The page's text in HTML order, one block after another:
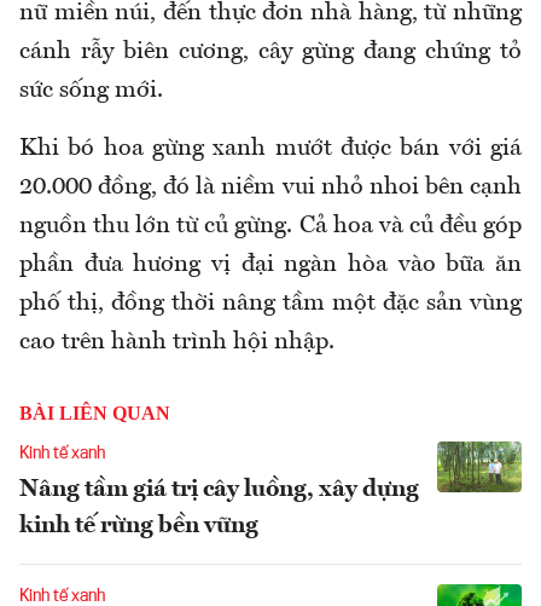
nữ miền núi, đến thực đơn nhà hàng, từ những
cánh rẫy biên cương, cây gừng đang chứng tỏ
sức sống mới.
Khi bó hoa gừng xanh mướt được bán với giá
20.000 đồng, đó là niềm vui nhỏ nhoi bên cạnh
nguồn thu lớn từ củ gừng. Cả hoa và củ đều góp
phần đưa hương vị đại ngàn hòa vào bữa ăn
phố thị, đồng thời nâng tầm một đặc sản vùng
cao trên hành trình hội nhập.
BÀI LIÊN QUAN
Kinh tế xanh
Nâng tầm giá trị cây luồng, xây dựng
kinh tế rừng bền vững
Kinh tế xanh